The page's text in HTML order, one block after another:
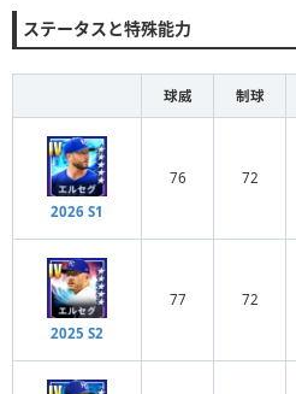
ステータスと特殊能力
球威 制球
2026 S1
76 72
2025 S2
77 72